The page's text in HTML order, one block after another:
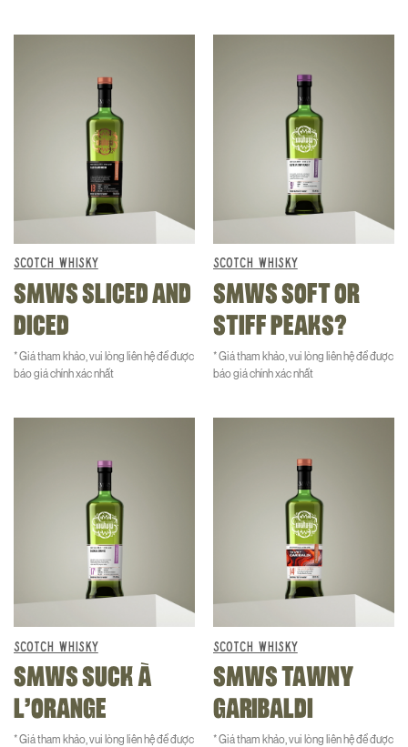
SCOTCH WHISKY
SMWS SLICED AND
DICED
* Giá tham khảo, vui lòng liên hệ để được
báo giá chính xác nhất
SCOTCH WHISKY
SMWS SOFT OR
STIFF PEAKS?
* Giá tham khảo, vui lòng liên hệ để được
báo giá chính xác nhất
SCOTCH WHISKY
SMWS SUCK À
L’ORANGE
* Giá tham khảo, vui lòng liên hệ để được
SCOTCH WHISKY
SMWS TAWNY
GARIBALDI
* Giá tham khảo, vui lòng liên hệ để được